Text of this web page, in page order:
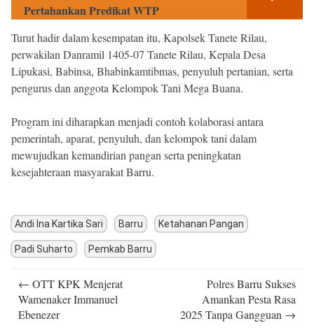
Pertahankan Predikat WTP
Turut hadir dalam kesempatan itu, Kapolsek Tanete Rilau,
perwakilan Danramil 1405-07 Tanete Rilau, Kepala Desa
Lipukasi, Babinsa, Bhabinkamtibmas, penyuluh pertanian, serta
pengurus dan anggota Kelompok Tani Mega Buana.
Program ini diharapkan menjadi contoh kolaborasi antara
pemerintah, aparat, penyuluh, dan kelompok tani dalam
mewujudkan kemandirian pangan serta peningkatan
kesejahteraan masyarakat Barru.
Andi Ina Kartika Sari Barru Ketahanan Pangan
Padi Suharto Pemkab Barru
navigation
← OTT KPK Menjerat
Wamenaker Immanuel
Ebenezer
Polres Barru Sukses
Amankan Pesta Rasa
2025 Tanpa Gangguan →